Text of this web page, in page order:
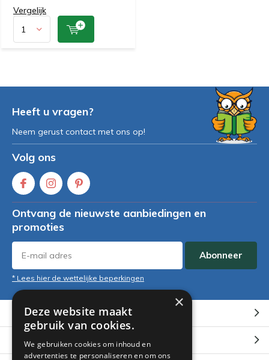
Vergelijk
Heeft u vragen?
Neem gerust contact met ons op!
Volg ons
Ontvang de nieuwste aanbiedingen en
promoties
Abonneer
* Lees hier de wettelijke beperkingen
Klantenservice
Mijn account
×
Deze website maakt
gebruik van cookies.
We gebruiken cookies om inhoud en
advertenties te personaliseren en om ons